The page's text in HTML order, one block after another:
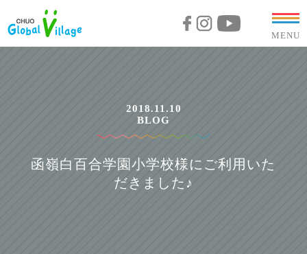
MENU
2018.11.10
BLOG
函嶺白百合学園小学校様にご利用いた
だきました♪